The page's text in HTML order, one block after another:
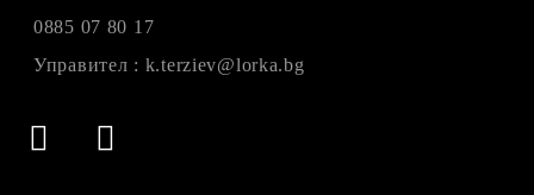
0885 07 80 17
Управител : k.terziev@lorka.bg